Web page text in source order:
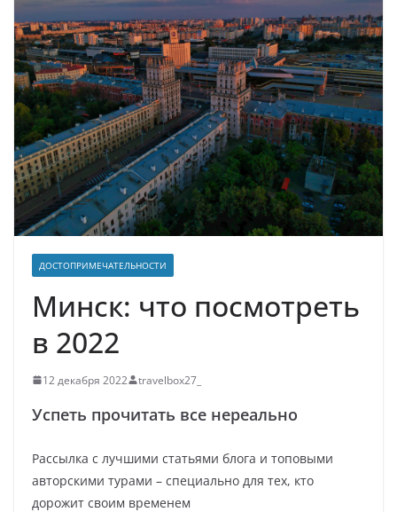
ДОСТОПРИМЕЧАТЕЛЬНОСТИ
Минск: что посмотреть
в 2022
12 декабря 2022 travelbox27_
Успеть прочитать все нереально
Рассылка с лучшими статьями блога и топовыми
авторскими турами – специально для тех, кто
дорожит своим временем